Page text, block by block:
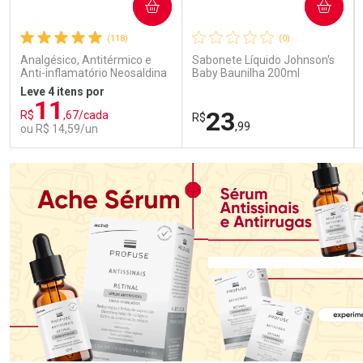
(118)
Analgésico, Antitérmico e
Anti-inflamatório Neosaldina
30mg + 300mg + 30mg 10
Drágeas
Leve 4 itens por
R$11 ,67/cada
ou R$ 14,59/un
COMPRAR
Laboratório
Ativar Desconto
Por Menos
(0)
Sabonete Líquido Johnson's
Baby Baunilha 200ml
R$23,99
COMPRAR
Laboratório
Ativar Desconto
Por Menos